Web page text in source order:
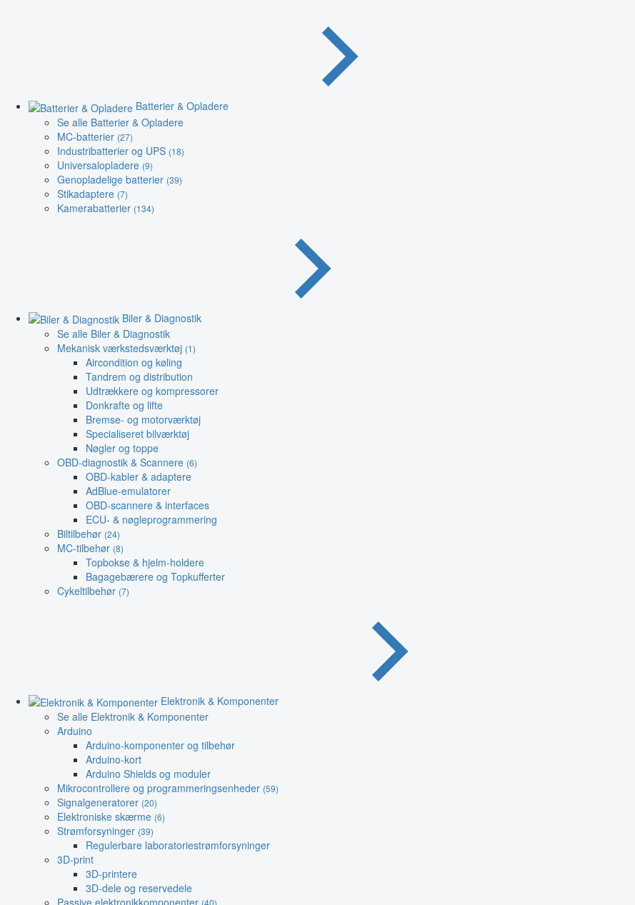
Batterier & Opladere
Se alle Batterier & Opladere
MC-batterier (27)
Industribatterier og UPS (18)
Universalopladere (9)
Genopladelige batterier (39)
Stikadaptere (7)
Kamerabatterier (134)
Biler & Diagnostik
Se alle Biler & Diagnostik
Mekanisk værkstedsværktøj (1)
Aircondition og køling
Tandrem og distribution
Udtrækkere og kompressorer
Donkrafte og lifte
Bremse- og motorværktøj
Specialiseret bilværktøj
Nøgler og toppe
OBD-diagnostik & Scannere (6)
OBD-kabler & adaptere
AdBlue-emulatorer
OBD-scannere & interfaces
ECU- & nøgleprogrammering
Biltilbehør (24)
MC-tilbehør (8)
Topbokse & hjelm-holdere
Bagagebærere og Topkufferter
Cykeltilbehør (7)
Elektronik & Komponenter
Se alle Elektronik & Komponenter
Arduino
Arduino-komponenter og tilbehør
Arduino-kort
Arduino Shields og moduler
Mikrocontrollere og programmeringsenheder (59)
Signalgeneratorer (20)
Elektroniske skærme (6)
Strømforsyninger (39)
Regulerbare laboratoriestrømforsyninger
3D-print
3D-printere
3D-dele og reservedele